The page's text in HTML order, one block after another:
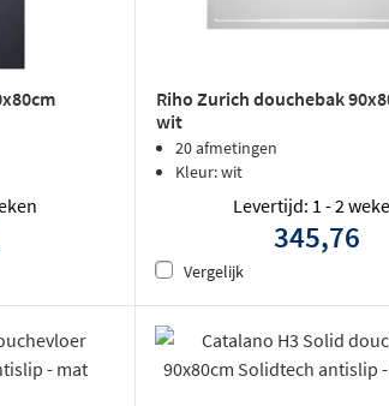
Riho Zurich douchebak
wit
20 afmetingen
Kleur: wit
Levertijd: 1 - 2
345,76
Vergelijk